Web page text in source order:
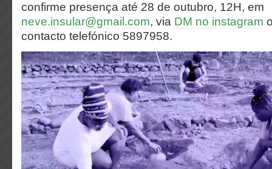
confirme presença até 28 de outubro, 12H, em
neve.insular@gmail.com, via DM no instagram
contacto telefónico 5897958.